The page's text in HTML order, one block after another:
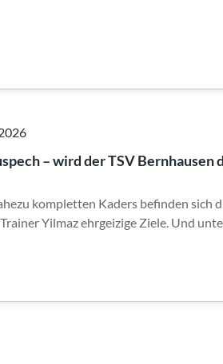
– wird der TSV Bernhausen
kompletten Kaders befinden sich
Yilmaz ehrgeizige Ziele. Und